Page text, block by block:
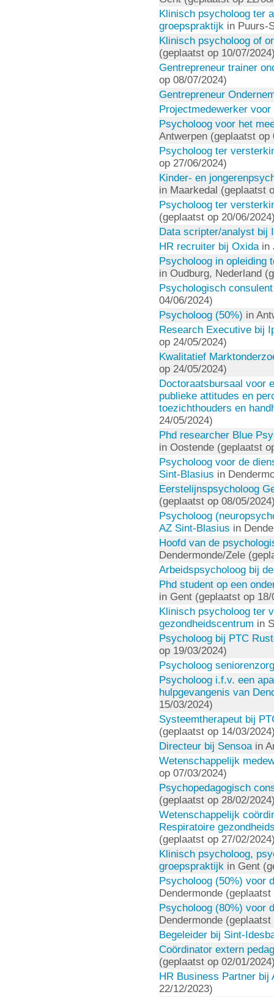
Klinisch psycholoog ter
groepspraktijk in Puurs-
Klinisch psycholoog of
(geplaatst op 10/07/
Gentrepreneur trainer
op 08/07/2024)
Gentrepreneur
Projectmedewerker voor
Psycholoog voor het
Antwerpen (geplaatst op
Psycholoog ter
op 27/06/2024)
Kinder- en
in Maarkedal (geplaatst
Psycholoog ter
(geplaatst op 20/06/
Data scripter/analyst bij
HR recruiter bij Oxidain
Psycholoog in opleiding
in Oudburg, Nederland
Psychologisch
04/06/2024)
Psycholoog (50%) in
Research Executive bij
op 24/05/2024)
Kwalitatief
op 24/05/2024)
Doctoraatsbursaal voor
publieke attitudes en
toezichthouders en
24/05/2024)
Phd researcher Blue
in Oostende (geplaatst
Psycholoog voor de
Sint-Blasius in
Eerstelijnspsycholoog
(geplaatst op 08/05/
Psycholoog
AZ Sint-Blasius in
Hoofd van de
Dendermonde/Zele
Arbeidspsycholoog bij
Phd student op een
in Gent (geplaatst op 18/
Klinisch psycholoog ter
gezondheidscentrum in
Psycholoog bij PTC
op 19/03/2024)
Psycholoog seniorenzorg
Psycholoog i.f.v. een
hulpgevangenis van
15/03/2024)
Systeemtherapeut bij
(geplaatst op 14/03/
Directeur bij Sensoain
Wetenschappelijk
op 07/03/2024)
Psychopedagogisch
(geplaatst op 28/02/
Wetenschappelijk
Respiratoire
(geplaatst op 27/02/
Klinisch psycholoog,
groepspraktijk in Gent
Psycholoog (50%) voor
Dendermonde
Psycholoog (80%) voor
Dendermonde
Begeleider bij Sint-
Coördinator extern
(geplaatst op 02/01/
HR Business Partner bij
22/12/2023)